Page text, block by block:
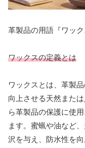
革製品の用語『ワック
ワックスの定義とは
ワックスとは、革製
向上させる天然また
ら革製品の保護に使
ます。蜜蝋や油など
沢を与え、防水性を